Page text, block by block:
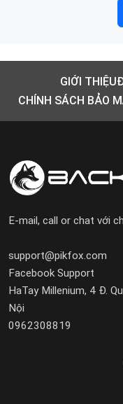
GIỚI THIỆU
CHÍNH SÁCH BẢO
E-mail, call or chat với
support@pikfox.com
Facebook Support
HaTay Millenium, 4 Đ.
Nội
0962308819